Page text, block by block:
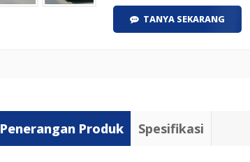
TANYA SEKARANG
Penerangan Produk Spesifikasi